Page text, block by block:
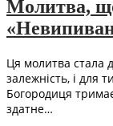
Молитва,
Ця молитва стала
залежність, і для
Богородиця
здатне…